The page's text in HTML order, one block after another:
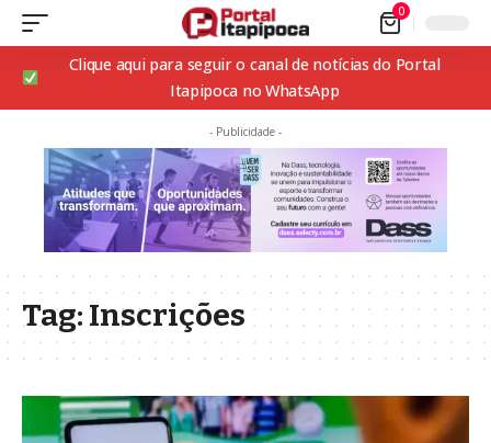
0
Clique aqui para seguir o canal de notícias do Portal
Itapipoca no WhatsApp
- Publicidade -
Tag:Inscrições